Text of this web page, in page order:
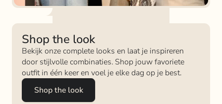
Shop the look
Bekijk onze complete looks en laat je inspireren
door stijlvolle combinaties. Shop jouw favoriete
outfit in één keer en voel je elke dag op je best.
Shop the look